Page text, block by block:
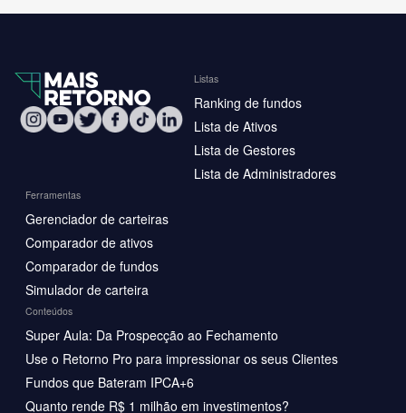
Listas
Ranking de fundos
Lista de Ativos
Lista de Gestores
Lista de Administradores
Ferramentas
Gerenciador de carteiras
Comparador de ativos
Comparador de fundos
Simulador de carteira
Conteúdos
Super Aula: Da Prospecção ao Fechamento
Use o Retorno Pro para impressionar os seus Clientes
Fundos que Bateram IPCA+6
Quanto rende R$ 1 milhão em investimentos?